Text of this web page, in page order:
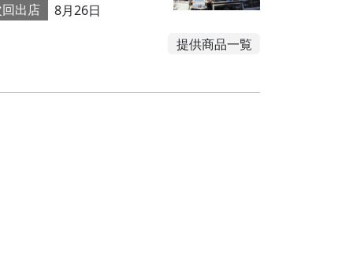
出店
8月26日
提供商品一覧